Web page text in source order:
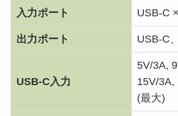
入力ポート USB-C
出力ポート USB-C
USB-C入力
5V/3A,
15V/3A,
(最大)